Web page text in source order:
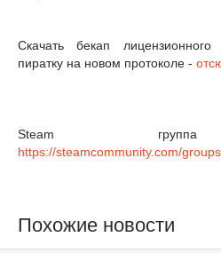
Скачать бекап
пиратку на новом протоколе -
Steam группа
https://steamcommunity.com/
Похожие новости